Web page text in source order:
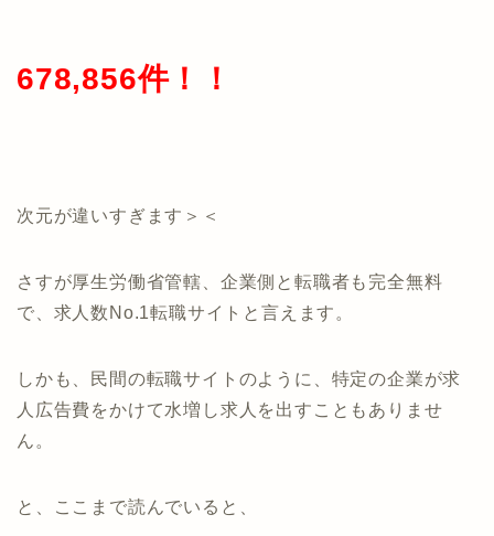
678,856件！！
次元が違いすぎます＞＜
さすが厚生労働省管轄、企業側と転職者も完全無料
で、求人数No.1転職サイトと言えます。
しかも、民間の転職サイトのように、特定の企業が求
人広告費をかけて水増し求人を出すこともありませ
ん。
と、ここまで読んでいると、